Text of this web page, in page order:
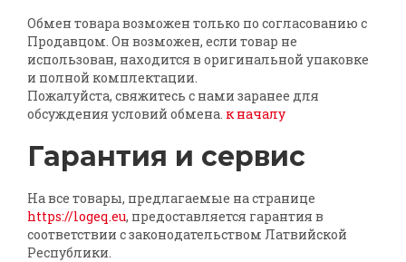
Обмен товара возможен только по согласованию с
Продавцом. Он возможен, если товар не
использован, находится в оригинальной упаковке
и полной комплектации.
Пожалуйста, свяжитесь с нами заранее для
обсуждения условий обмена. к началу
Гарантия и сервис
На все товары, предлагаемые на странице
https://logeq.eu, предоставляется гарантия в
соответствии с законодательством Латвийской
Республики.